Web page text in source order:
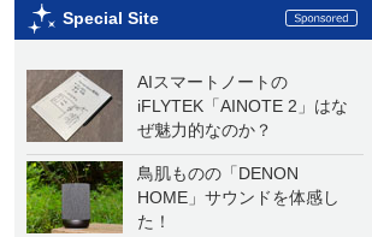
Special Site
AIスマートノートの
iFLYTEK「AINOTE 2」はな
ぜ魅力的なのか？
鳥肌ものの「DENON
HOME」サウンドを体感し
た！